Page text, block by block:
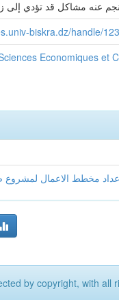
biskra.dz/handle/
Economiques et
by copyright, with all